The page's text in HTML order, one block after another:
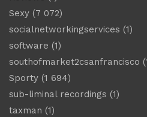
Sexy (7 072)
socialnetworkingservices (1)
software (1)
southofmarket2csanfrancisco
Sporty (1 694)
sub-liminal recordings (1)
taxman (1)